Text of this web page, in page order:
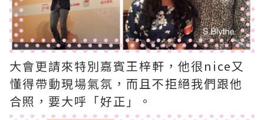
大會更請來特別嘉賓王梓軒，他很nice又
懂得帶動現場氣氛，而且不拒絕我們跟他
合照，要大呼「好正」。